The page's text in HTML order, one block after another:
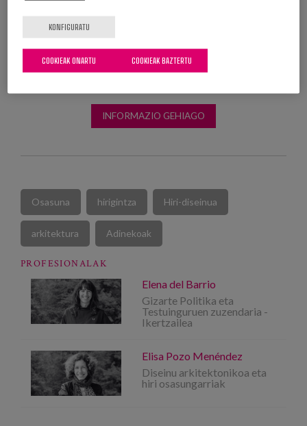
INFORMAZIO GEHIAGO
Osasuna hirigintza Hiri-diseinua
arkitektura Adinekoak
PROFESIONALAK
Elena del Barrio
Gizarte Politika eta
Testuinguruen zuzendaria -
Ikertzailea
Elisa Pozo Menéndez
Diseinu arkitektonikoa eta
hiri osasungarriak
KONFIGURATU
COOKIEAK BAZTERTU
COOKIEAK ONARTU